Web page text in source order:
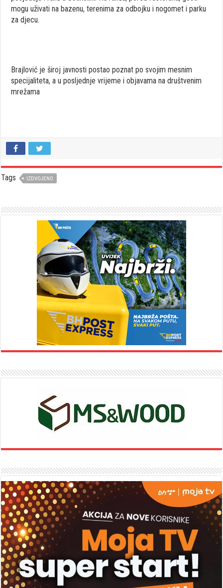
mogu uživati na bazenu, terenima za odbojku i nogomet i parku
za djecu.
Brajlović je široj javnosti postao poznat po svojim mesnim
specijaliteta, a u posljednje vrijeme i objavama na društvenim
mrežama
Tags IZDVOJENO